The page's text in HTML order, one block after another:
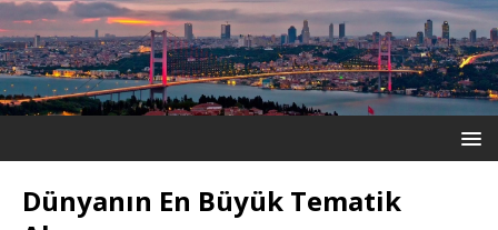
Dünyanın En Büyük Tematik